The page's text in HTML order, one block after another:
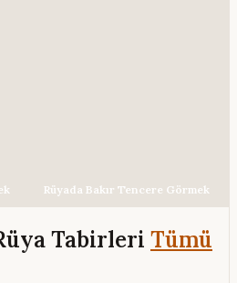
Rüyada Bakır Tencere Görmek
Tabirleri Tümü